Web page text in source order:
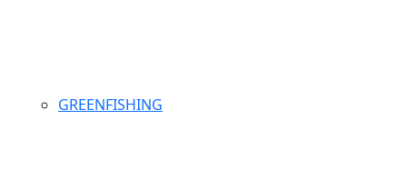
GREENFISHING